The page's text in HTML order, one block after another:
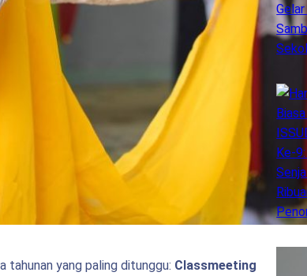
tahunan yang paling ditunggu: Classmeeting